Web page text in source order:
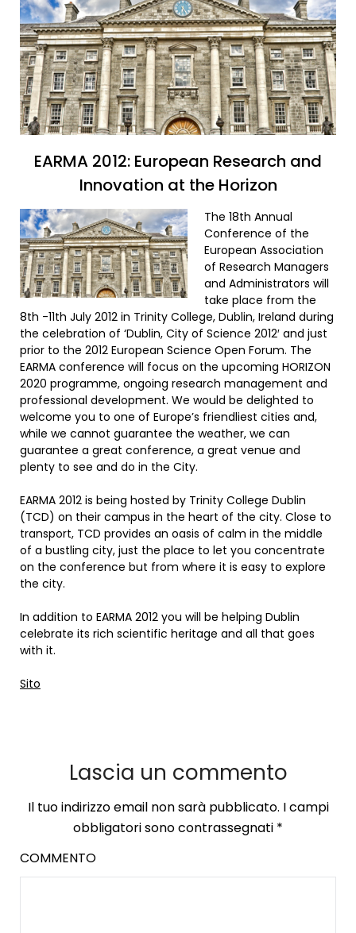
EARMA 2012: European Research and
Innovation at the Horizon
The 18th Annual
Conference of the
European Association
of Research Managers
and Administrators will
take place from the
8th -11th July 2012 in Trinity College, Dublin, Ireland during
the celebration of ‘Dublin, City of Science 2012′ and just
prior to the 2012 European Science Open Forum. The
EARMA conference will focus on the upcoming HORIZON
2020 programme, ongoing research management and
professional development. We would be delighted to
welcome you to one of Europe’s friendliest cities and,
while we cannot guarantee the weather, we can
guarantee a great conference, a great venue and
plenty to see and do in the City.
EARMA 2012 is being hosted by Trinity College Dublin
(TCD) on their campus in the heart of the city. Close to
transport, TCD provides an oasis of calm in the middle
of a bustling city, just the place to let you concentrate
on the conference but from where it is easy to explore
the city.
In addition to EARMA 2012 you will be helping Dublin
celebrate its rich scientific heritage and all that goes
with it.
Sito
Lascia un commento
Il tuo indirizzo email non sarà pubblicato. I campi
obbligatori sono contrassegnati *
COMMENTO